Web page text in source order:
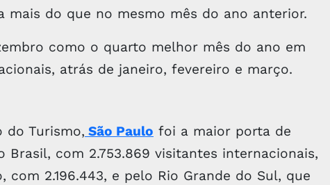
mais do que no mesmo mês do ano anterior.
como o quarto melhor mês do ano em
atrás de janeiro, fevereiro e março.
do Turismo, São Paulo foi a maior porta de
Brasil, com 2.753.869 visitantes internacionais,
com 2.196.443, e pelo Rio Grande do Sul, que